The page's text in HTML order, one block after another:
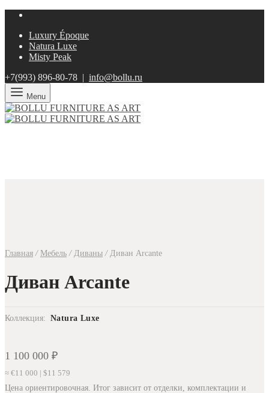
Luxury Époque
Natura Luxe
Misty Peak
+7(993) 896-80-78 | info@bollu.ru
Menu
Главная / Мебель / Диваны /Диван Arcante
Диван Arcante
Коллекция: Natura Luxe
1 100 000 ₽
≈ €11 000 | $11 579
Цена ориентировочная. Итог зависит от отделки, комплектации и